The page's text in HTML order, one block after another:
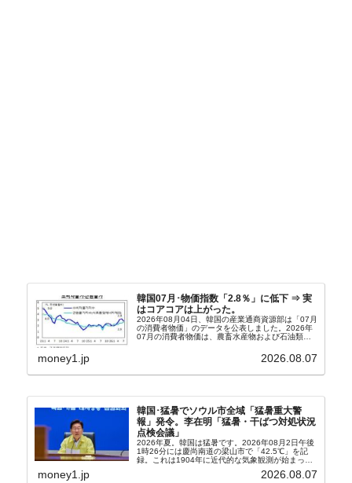
韓国07月･物価指数「2.8％」に低下 ⇒ 実
はコアコアは上がった。
2026年08月04日、韓国の産業通商資源部は「07月
の消費者物価」のデータを公表しました。2026年
07月の消費者物価は、農畜水産物および石油類の
2.8％上昇（06月は3.2％）となり、上昇率は前...
money1.jp 2026.08.07
韓国･猛暑でソウル市全域「猛暑重大警
報」発令。李在明「猛暑・干ばつ対処状況
点検会議」
2026年夏。韓国は猛暑です。2026年08月2日午後
1時26分には慶尚南道の梁山市で「42.5℃」を記
録。これは1904年に近代的な気象観測が始まって
以来の韓国史上最高気温です。08月04日には、ソ
ウル市全域への「猛暑重大警報」が発令され...
money1.jp 2026.08.07